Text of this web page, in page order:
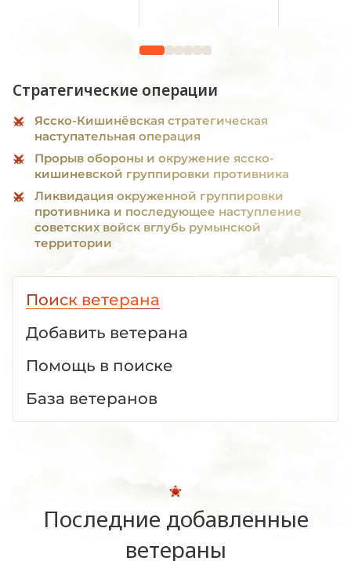
Стратегические операции
Ясско-Кишинёвская стратегическая
наступательная операция
Прорыв обороны и окружение ясско-
кишиневской группировки противника
Ликвидация окруженной группировки
противника и последующее наступление
советских войск вглубь румынской
территории
Поиск ветерана
Добавить ветерана
Помощь в поиске
База ветеранов
Последние добавленные
ветераны